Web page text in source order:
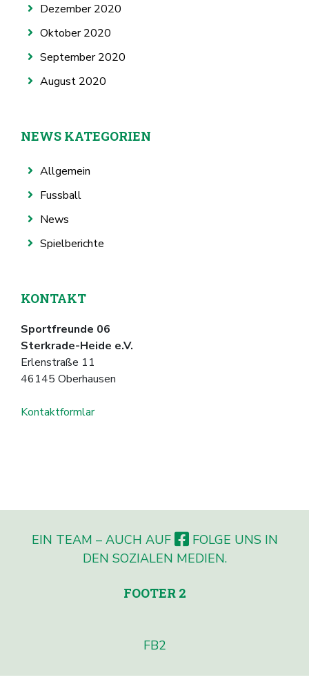
Dezember 2020
Oktober 2020
September 2020
August 2020
NEWS KATEGORIEN
Allgemein
Fussball
News
Spielberichte
KONTAKT
Sportfreunde 06
Sterkrade-Heide e.V.
Erlenstraße 11
46145 Oberhausen
Kontaktformlar
EIN TEAM – AUCH AUF
FOLGE UNS IN
DEN SOZIALEN MEDIEN.
FOOTER 2
FB2